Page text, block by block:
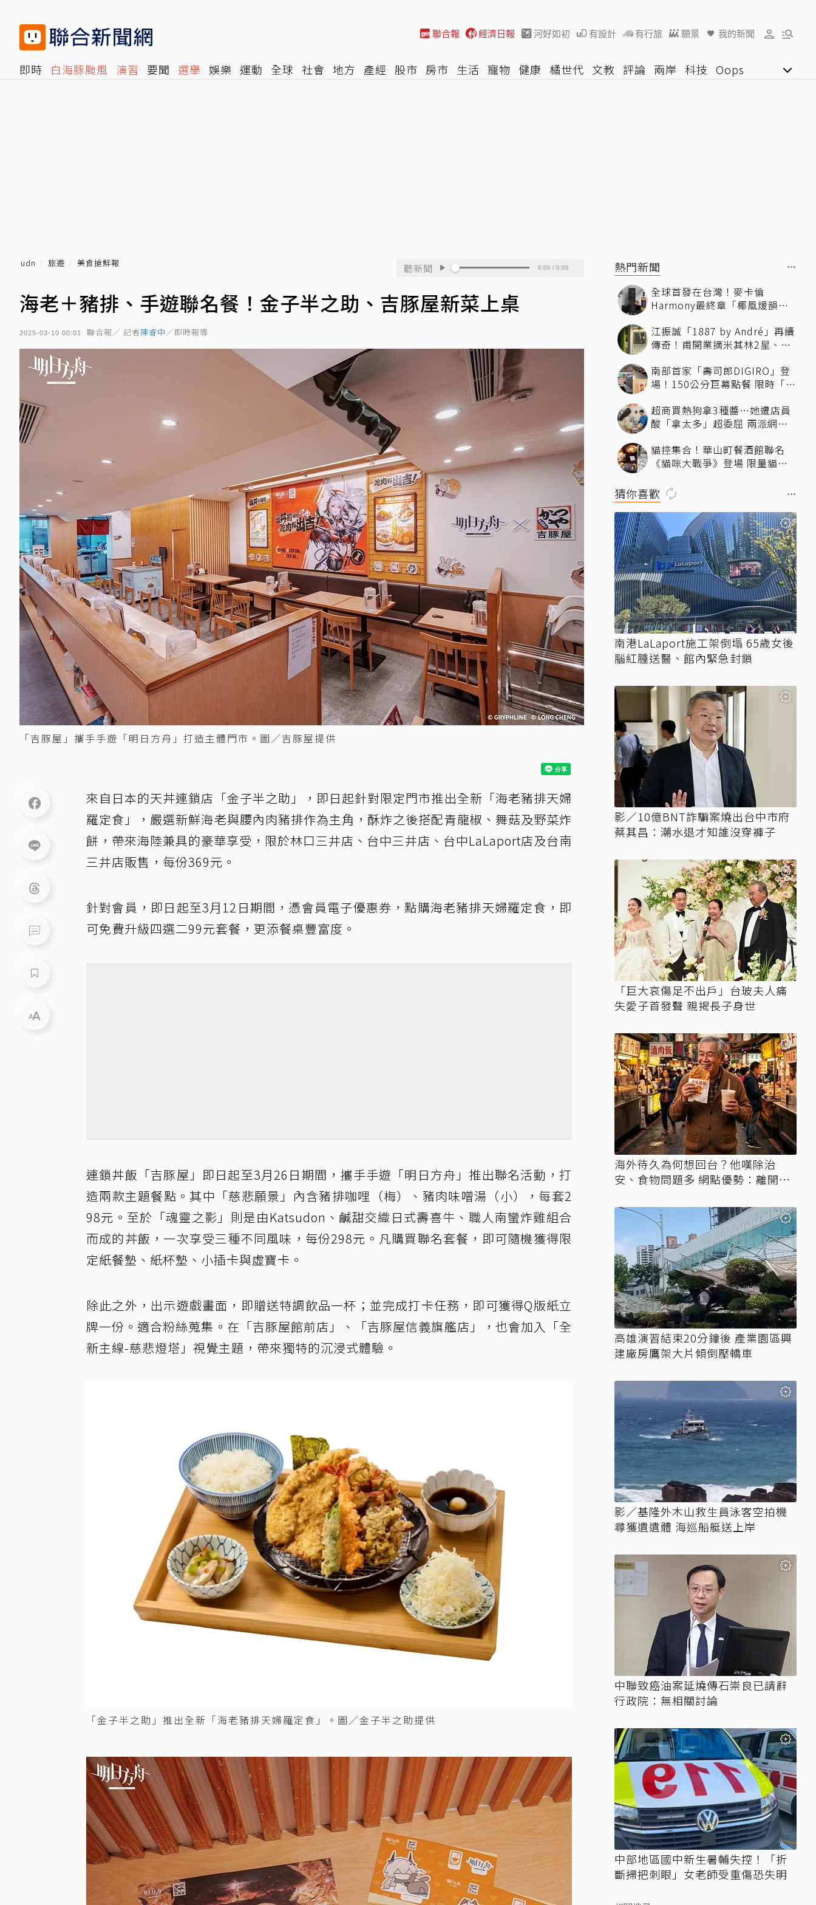
聯合報 經濟日報 河好如初 有設計 有行旅 願景 我的新聞
即時 白海豚颱風 演習 要聞 選舉 娛樂 運動 全球 社會 地方 產經 股市 房市 生活 寵物 健康 橘世代 文教 評論 兩岸 科技 Oops
udn 旅遊 美食搶鮮報 聽新聞 0:00 / 0:00
海老＋豬排、手遊聯名餐！金子半之助、吉豚屋新菜上桌
2025-03-10 00:01 聯合報／ 記者陳睿中／即時報導
「吉豚屋」攜手手遊「明日方舟」打造主體門市。圖／吉豚屋提供
來自日本的天丼連鎖店「金子半之助」，即日起針對限定門市推出全新「海老豬排天婦
羅定食」，嚴選新鮮海老與腰內肉豬排作為主角，酥炸之後搭配青龍椒、舞菇及野菜炸
餅，帶來海陸兼具的豪華享受，限於林口三井店、台中三井店、台中LaLaport店及台南
三井店販售，每份369元。
針對會員，即日起至3月12日期間，憑會員電子優惠券，點購海老豬排天婦羅定食，即
可免費升級四選二99元套餐，更添餐桌豐富度。
連鎖丼飯「吉豚屋」即日起至3月26日期間，攜手手遊「明日方舟」推出聯名活動，打
造兩款主題餐點。其中「慈悲願景」內含豬排咖哩（梅）、豬肉味噌湯（小），每套2
98元。至於「魂靈之影」則是由Katsudon、鹹甜交織日式壽喜牛、職人南蠻炸雞組合
而成的丼飯，一次享受三種不同風味，每份298元。凡購買聯名套餐，即可隨機獲得限
定紙餐墊、紙杯墊、小插卡與虛寶卡。
除此之外，出示遊戲畫面，即贈送特調飲品一杯；並完成打卡任務，即可獲得Q版紙立
牌一份。適合粉絲蒐集。在「吉豚屋館前店」、「吉豚屋信義旗艦店」，也會加入「全
新主線-慈悲燈塔」視覺主題，帶來獨特的沉浸式體驗。
「金子半之助」推出全新「海老豬排天婦羅定食」。圖／金子半之助提供
熱門新聞
全球首發在台灣！麥卡倫
Harmony最終章「椰風煖韻」
江振誠「1887 by André」再續
傳奇！甫開業摘米其林2星、年
南部首家「壽司郎DIGIRO」登
場！150公分巨幕點餐 限時「生
超商買熱狗拿3種醬…她遭店員
酸「拿太多」超委屈 兩派網友
貓控集合！華山町餐酒館聯名
《貓咪大戰爭》登場 限量貓罐
猜你喜歡
南港LaLaport施工架倒塌 65歲女後
腦紅腫送醫、館內緊急封鎖
影／10億BNT詐騙案燒出台中市府
蔡其昌：潮水退才知誰沒穿褲子
「巨大哀傷足不出戶」台玻夫人痛
失愛子首發聲 親揭長子身世
海外待久為何想回台？他嘆除治
安、食物問題多 網點優勢：離開才
高雄演習結束20分鐘後 產業園區興
建廠房鷹架大片傾倒壓轎車
影／基隆外木山救生員泳客空拍機
尋獲遺遺體 海巡船艇送上岸
中聯致癌油案延燒傳石崇良已請辭
行政院：無相關討論
中部地區國中新生暑輔失控！「折
斷掃把刺眼」女老師受重傷恐失明